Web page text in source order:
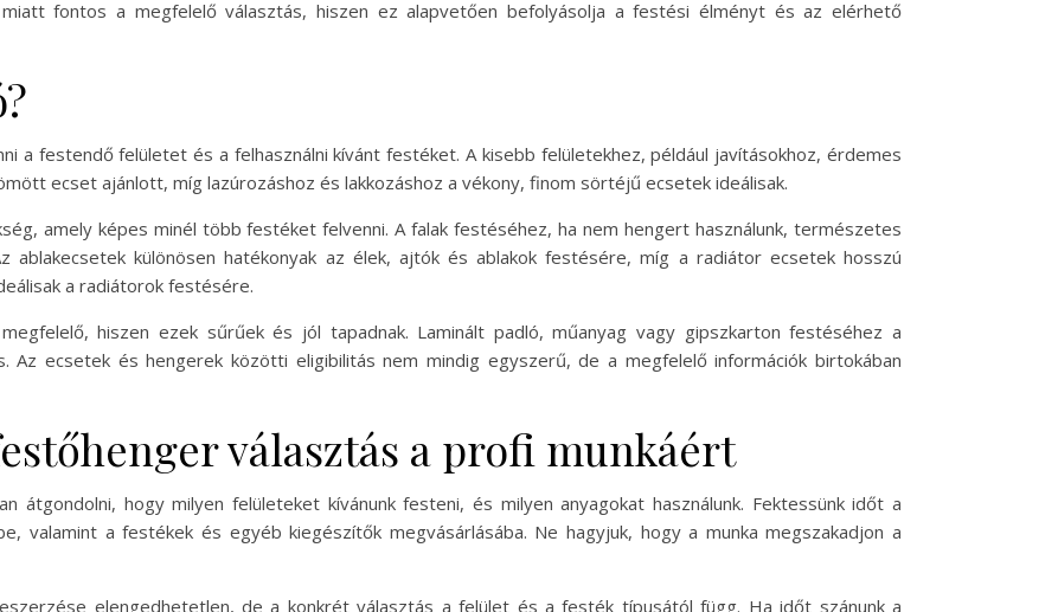
fontos a megfelelő választás, hiszen ez alapvetően befolyásolja a festési élményt és az elérhető
a festendő felületet és a felhasználni kívánt festéket. A kisebb felületekhez, például javításokhoz, érdemes
ecset ajánlott, míg lazúrozáshoz és lakkozáshoz a vékony, finom sörtéjű ecsetek ideálisak.
amely képes minél több festéket felvenni. A falak festéséhez, ha nem hengert használunk, természetes
különösen hatékonyak az élek, ajtók és ablakok festésére, míg a radiátor ecsetek hosszú
a radiátorok festésére.
hiszen ezek sűrűek és jól tapadnak. Laminált padló, műanyag vagy gipszkarton festéséhez a
Az ecsetek és hengerek közötti eligibilitás nem mindig egyszerű, de a megfelelő információk birtokában
választás a profi munkáért
átgondolni, hogy milyen felületeket kívánunk festeni, és milyen anyagokat használunk. Fektessünk időt a
valamint a festékek és egyéb kiegészítők megvásárlásába. Ne hagyjuk, hogy a munka megszakadjon a
elengedhetetlen, de a konkrét választás a felület és a festék típusától függ. Ha időt szánunk a